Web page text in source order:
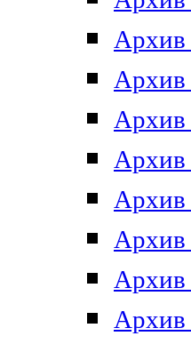
Архив
Архив
Архив
Архив
Архив
Архив
Архив
Архив